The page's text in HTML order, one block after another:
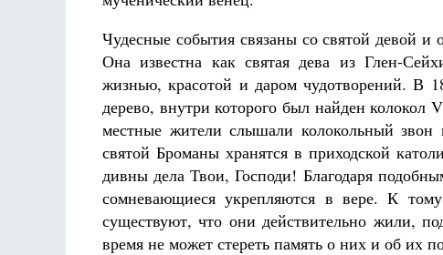
Чудесные события связаны со святой девой и
Она известна как святая дева из Глен-
жизнью, красотой и даром чудотворений. В
дерево, внутри которого был найден колокол
местные жители слышали колокольный звон
святой Броманы хранятся в приходской
дивны дела Твои, Господи! Благодаря
сомневающиеся укрепляются в вере. К
существуют, что они действительно жили,
время не может стереть память о них и об их